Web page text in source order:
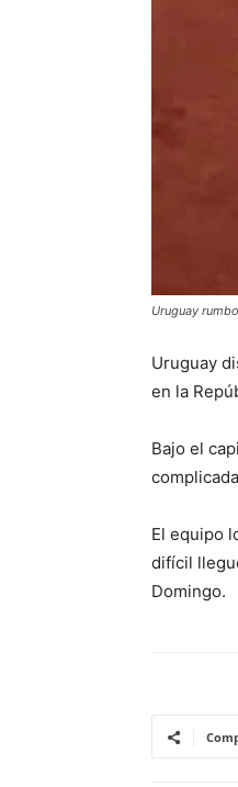
Uruguay
Uruguay
en la
Bajo el
El equipo
difícil
Domingo.